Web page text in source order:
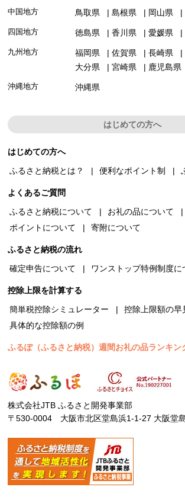
中国地方 鳥取県 島根県 岡山県
四国地方 徳島県 香川県 愛媛県
九州地方 福岡県 佐賀県 長崎県
大分県
宮崎県 鹿児島県
沖縄地方 沖縄県
はじめての方へ
はじめての方へ
ふるさと納税とは？
便利なポイント制
よくあるご質問
ふるさと納税について
お礼の品について
ポイントについて
寄附について
ふるさと納税の流れ
確定申告について
ワンストップ特例制度に
控除上限を計算する
簡単税控除シミュレーター
控除上限額の早
具体的な控除額の例
ふるぽ（ふるさと納税）週間お礼の品ランキン
株式会社JTB ふるさと開発事業部
〒530-0004 大阪市北区堂島浜1-1-27 大阪堂